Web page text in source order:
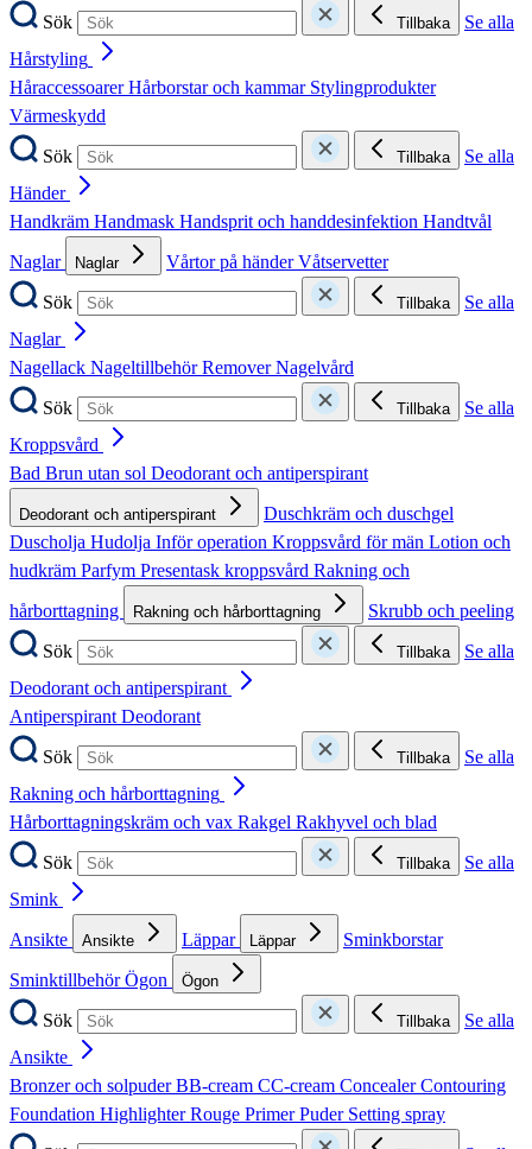
Sök
Tillbaka
Se alla
Hårstyling
HåraccessoarerHårborstar och kammar Stylingprodukter
Värmeskydd
Sök
Tillbaka
Se alla
Händer
Handkräm Handmask Handsprit och handdesinfektion Handtvål
Naglar
Naglar Vårtor på händerVåtservetter
Sök
Tillbaka
Se alla
Naglar
Nagellack NageltillbehörRemoverNagelvård
Sök
Tillbaka
Se alla
Kroppsvård
Bad Brun utan sol Deodorant och antiperspirant
Deodorant och antiperspirant
Duschkräm och duschgel
Duscholja Hudolja Inför operation Kroppsvård för män Lotion och
hudkräm Parfym Presentask kroppsvård Rakning och
hårborttagning
Rakning och hårborttagning
Skrubb och peeling
Sök
Tillbaka
Se alla
Deodorant och antiperspirant
AntiperspirantDeodorant
Sök
Tillbaka
Se alla
Rakning och hårborttagning
Hårborttagningskräm och vax Rakgel Rakhyvel och blad
Sök
Tillbaka
Se alla
Smink
Ansikte
Ansikte Läppar Läppar
Sminkborstar
SminktillbehörÖgon Ögon
Sök Tillbaka
Se alla
Ansikte
Bronzer och solpuderBB-cream CC-cream ConcealerContouring
Foundation HighlighterRouge PrimerPuder Setting spray